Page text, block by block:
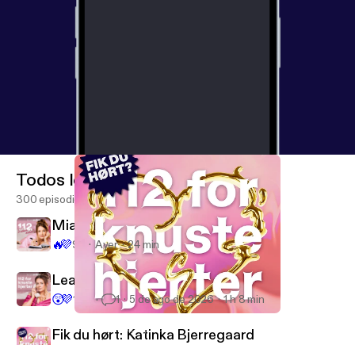
112 For Knuste Hjerter
Todos los episodios
300 episodios
Mia Thim: Siden Sidst
🔥💜97 Ayer 24 min
Lea Eyðbjørg
😲💜1.3K 1 5 de ago de 2026 1 h 8 min
Fik du hørt: Katinka Bjerregaard